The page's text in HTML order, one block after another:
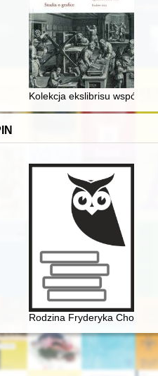
badawczy)
wojewódzkiego rejestru
"Solidarność..."
Kolekcja ekslibrisu
w Warszawie i Biblioteki
Szlakiem Mickiewicza,
Rodzina Fryderyka Chopina